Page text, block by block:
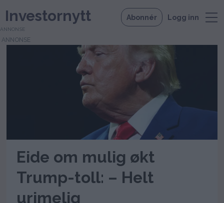
Investornytt Abonnér Logg inn
ANNONSE
Eide om mulig økt
Trump-toll: – Helt
urimelig